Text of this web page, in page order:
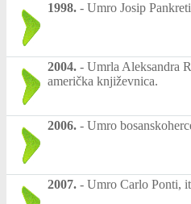
1998. - Umro Josip
2004. - Umrla Aleksandra
američka književnica.
2006. - Umro
2007. - Umro Carlo Ponti,